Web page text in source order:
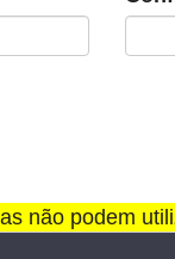
não podem